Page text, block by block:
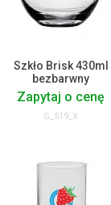
Szkło Brisk 430ml
bezbarwny
Zapytaj o cenę
G_519_X